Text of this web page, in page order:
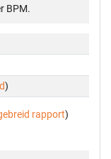
BPM.
)
rapport)